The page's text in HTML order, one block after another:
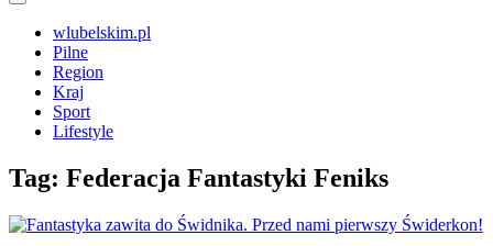
wlubelskim.pl
Pilne
Region
Kraj
Sport
Lifestyle
Tag: Federacja Fantastyki Feniks